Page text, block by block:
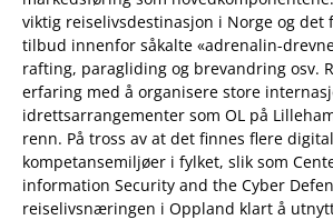
viktig reiselivsdestinasjon i Norge og det
tilbud innenfor såkalte «adrenalin-
rafting, paragliding og brevandring osv.
erfaring med å organisere store
idrettsarrangementer som OL på
renn. På tross av at det finnes flere
kompetansemiljøer i fylket, slik som
information Security and the Cyber
reiselivsnæringen i Oppland klart å